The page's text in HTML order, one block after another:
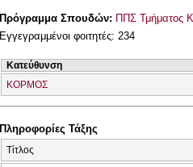
Πρόγραμμα Σπουδών: ΠΠΣ Τμήματος
Εγγεγραμμένοι φοιτητές: 234
Κατεύθυνση
ΚΟΡΜΟΣ
Πληροφορίες Τάξης
Τίτλος